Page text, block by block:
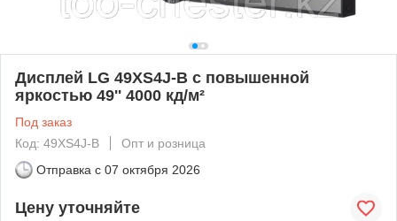
Дисплей LG 49XS4J-B с повышенной
яркостью 49'' 4000 кд/м²
Под заказ
Код: 49XS4J-B
Опт и розница
Отправка с 07 октября 2026
Цену уточняйте